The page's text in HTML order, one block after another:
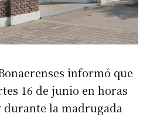
informó que
16 de junio en horas
durante la madrugada